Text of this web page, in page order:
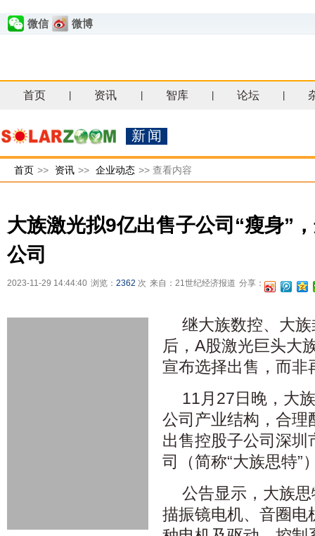
微信 微博
首页 资讯 智库 论坛
新闻
首页 >> 资讯 >> 企业动态 >> 查看内容
大族激光拟9亿出售子公司“瘦身”
公司
2023-11-29 14:44:40 浏览： 2362 次 来自：21世纪经济报道 分享：
继大族数控、大
后，A股激光巨头大
宣布选择出售，而非
11月27日晚，大
公司产业结构，合理
出售控股子公司深圳
司（简称“大族思特”
公告显示，大族
描振镜电机、音圈电